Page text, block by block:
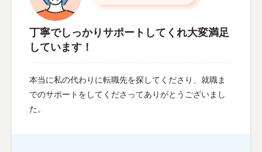
丁寧でしっかりサポートしてくれ大変満足
しています！
本当に私の代わりに転職先を探してくださり、就職ま
でのサポートをしてくださってありがとうございまし
た。